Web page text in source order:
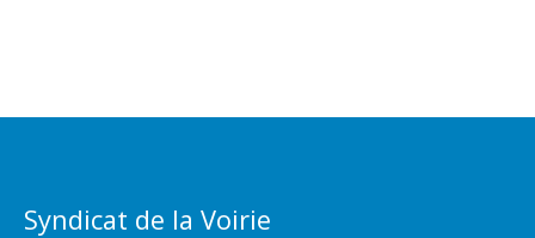
Syndicat de la Voirie